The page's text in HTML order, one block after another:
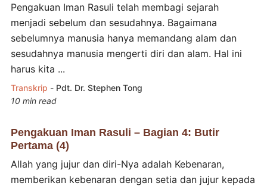
Pengakuan Iman Rasuli telah membagi sejarah
menjadi sebelum dan sesudahnya. Bagaimana
sebelumnya manusia hanya memandang alam dan
sesudahnya manusia mengerti diri dan alam. Hal ini
harus kita ...
Transkrip - Pdt. Dr. Stephen Tong
10 min read
Pengakuan Iman Rasuli – Bagian 4: Butir
Pertama (4)
Allah yang jujur dan diri-Nya adalah Kebenaran,
memberikan kebenaran dengan setia dan jujur kepada